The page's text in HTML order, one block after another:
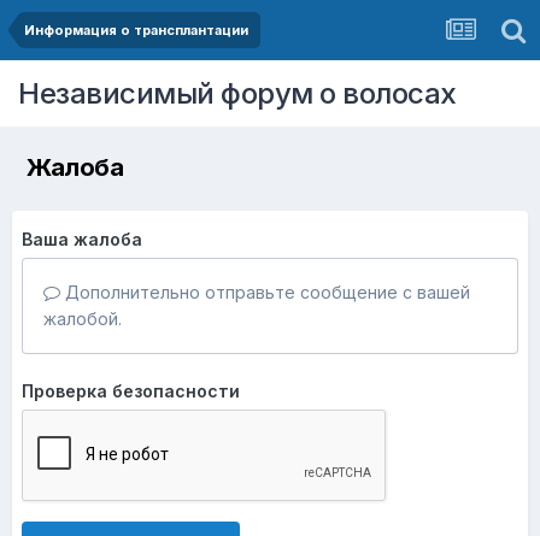
Информация о трансплантации
Независимый форум о волосах
Жалоба
Ваша жалоба
Дополнительно отправьте сообщение с вашей
жалобой.
Проверка безопасности